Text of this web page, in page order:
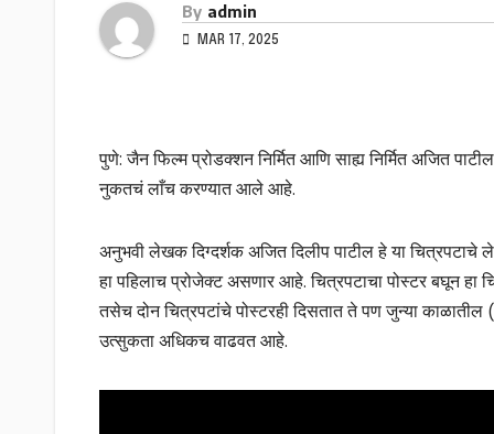
By admin
MAR 17, 2025
पुणे: जैन फिल्म प्रोडक्शन निर्मित आणि साह्य निर्मित अजित
नुकतचं लाँच करण्यात आले आहे.
अनुभवी लेखक दिग्दर्शक अजित दिलीप पाटील हे या चित्रपटाचे
हा पहिलाच प्रोजेक्ट असणार आहे. चित्रपटाचा पोस्टर बघून
तसेच दोन चित्रपटांचे पोस्टरही दिसतात ते पण जुन्या
उत्सुकता अधिकच वाढवत आहे.